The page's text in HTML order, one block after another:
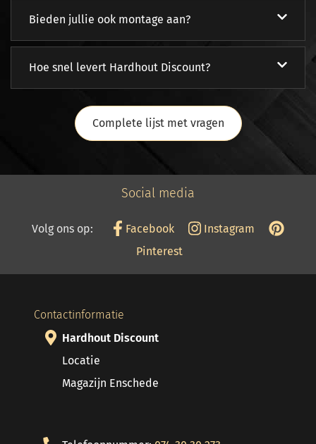
Bieden jullie ook montage aan?
Hoe snel levert Hardhout Discount?
Complete lijst met vragen
Social media
Volg ons op: Facebook
Instagram
Pinterest
Contactinformatie
Hardhout Discount
Locatie
Magazijn Enschede